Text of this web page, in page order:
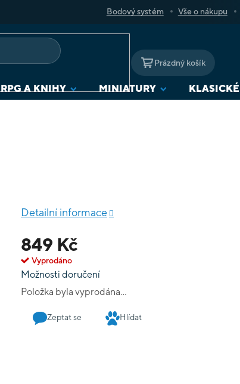
Bodový systém Vše o nákupu
NÁKUPNÍ
KOŠÍK
Prázdný košík
RPG A KNIHY MINIATURY KLASICKÉ
849 Kč
Vyprodáno
Možnosti doručení
Položka byla vyprodána…
Detailní informace
Zeptat se Hlídat